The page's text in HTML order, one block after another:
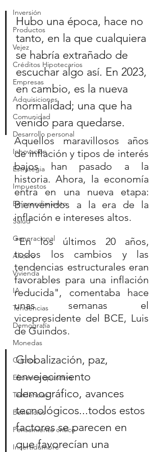
Inversión
Productos
Vejez
Créditos Hipotecarios
Empresas
Adquisiciones
Comunidad
Desarrollo personal
Innovación
Estrategia
Impuestos
Emprendimiento
Salud
Generacional
Ahorro
Vivienda
IA
Tendencias
Demografía
Monedas
Criptos
Eficienca operativa
Tendencias
Beneficios
Pensamiento crítico
Incertidumbre
Hubo una época, hace no
tanto, en la que cualquiera
se habría extrañado de
escuchar algo así. En 2023,
en cambio, es la nueva
normalidad; una que ha
venido para quedarse.
Aquellos maravillosos años
de inflación y tipos de interés
bajos han pasado a la
historia. Ahora, la economía
entra en una nueva etapa:
Bienvenidos a la era de la
inflación e intereses altos.
"En los últimos 20 años,
todos los cambios y las
tendencias estructurales eran
favorables para una inflación
reducida", comentaba hace
unas semanas el
vicepresidente del BCE, Luis
de Guindos.
Globalización, paz,
envejecimiento
demográfico, avances
tecnológicos...todos estos
factores se parecen en
que favorecían una